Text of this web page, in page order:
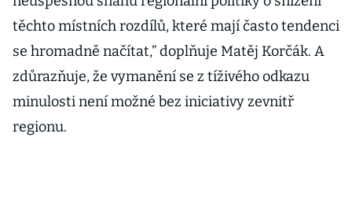
těchto místních rozdílů, které mají často tendenci
se hromadně načítat,” doplňuje Matěj Korčák. A
zdůrazňuje, že vymanění se z tíživého odkazu
minulosti není možné bez iniciativy zevnitř
regionu.